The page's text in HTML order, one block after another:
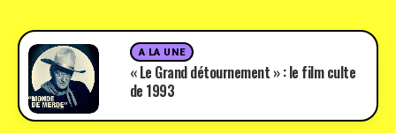
A LA UNE
« Le Grand détournement » : le film culte
de 1993